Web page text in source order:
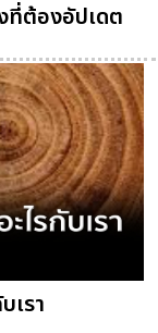
ที่ต้องอัปเดต
เรา